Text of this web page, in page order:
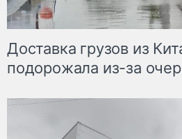
Доставка грузов из
подорожала из-за